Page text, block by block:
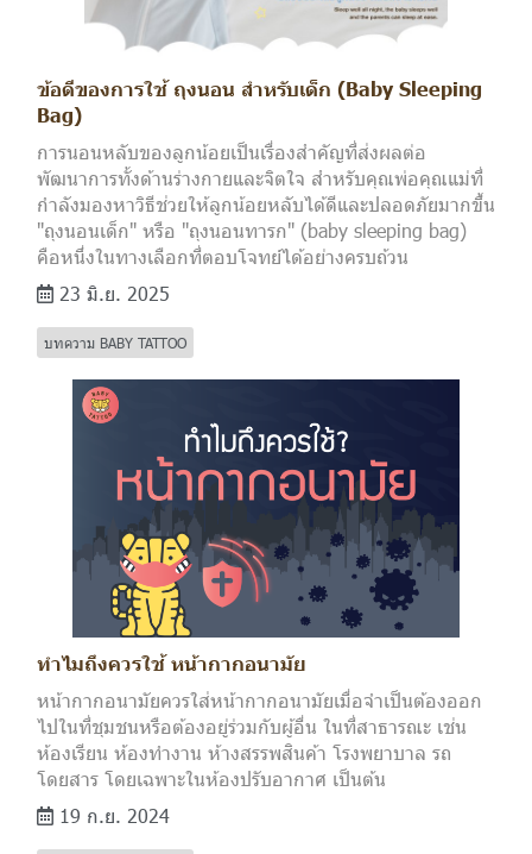
ข้อดีของการใช้ ถุงนอน สำหรับเด็ก (Baby Sleeping
Bag)
การนอนหลับของลูกน้อยเป็นเรื่องสำคัญที่ส่งผลต่อ
พัฒนาการทั้งด้านร่างกายและจิตใจ สำหรับคุณพ่อคุณแม่ที่
กำลังมองหาวิธีช่วยให้ลูกน้อยหลับได้ดีและปลอดภัยมากขึ้น
"ถุงนอนเด็ก" หรือ "ถุงนอนทารก" (baby sleeping bag)
คือหนึ่งในทางเลือกที่ตอบโจทย์ได้อย่างครบถ้วน
23 มิ.ย. 2025
บทความ BABY TATTOO
ทำไมถึงควรใช้ หน้ากากอนามัย
หน้ากากอนามัยควรใส่หน้ากากอนามัยเมื่อจำเป็นต้องออก
ไปในที่ชุมชนหรือต้องอยู่ร่วมกับผู้อื่น ในที่สาธารณะ เช่น
ห้องเรียน ห้องทำงาน ห้างสรรพสินค้า โรงพยาบาล รถ
โดยสาร โดยเฉพาะในห้องปรับอากาศ เป็นต้น
19 ก.ย. 2024